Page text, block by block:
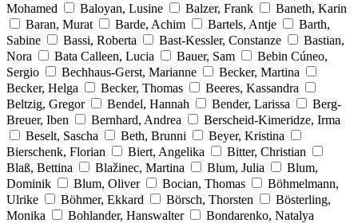
Mohamed
Baloyan, Lusine Balzer, Frank
Baneth, Karin
Baran, Murat
Barde, Achim Bartels, Antje
Barth,
Sabine
Bassi, Roberta Bast-Kessler, Constanze
Bastian,
Nora
Bata Calleen, Lucia Bauer, Sam
Bebin Cúneo,
Sergio
Bechhaus-Gerst, Marianne
Becker, Martina
Becker, Helga
Becker, Thomas
Beeres, Kassandra
Beltzig, Gregor
Bendel, Hannah Bender, Larissa
Berg-
Breuer, Iben
Bernhard, Andrea
Berscheid-Kimeridze, Irma
Beselt, Sascha
Beth, Brunni
Beyer, Kristina
Bierschenk, Florian
Biert, Angelika
Bitter, Christian
Blaß, Bettina
Blažinec, Martina Blum, Julia
Blum,
Dominik
Blum, Oliver Bocian, Thomas
Böhmelmann,
Ulrike
Böhmer, Ekkard Börsch, Thorsten
Bösterling,
Monika
Bohlander, Hanswalter
Bondarenko, Natalya